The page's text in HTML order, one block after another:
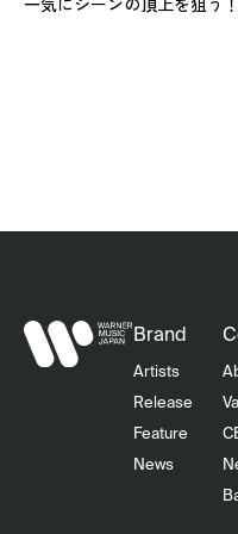
Brand
Artists
Release
Feature
News